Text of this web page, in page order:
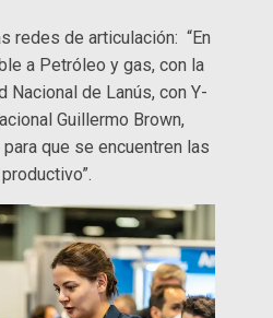
redes de articulación: “En
a Petróleo y gas, con la
Nacional de Lanús, con Y-
Guillermo Brown,
que se encuentren las